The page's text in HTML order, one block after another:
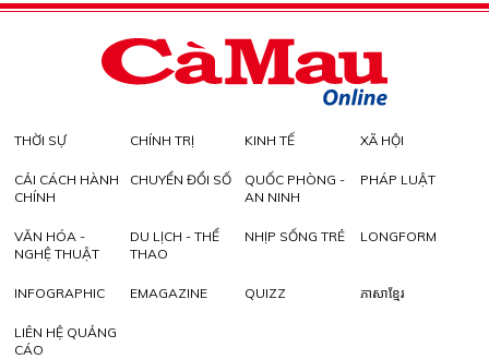
THỜI SỰ CHÍNH TRỊ KINH TẾ XÃ HỘI
CẢI CÁCH HÀNH
CHÍNH
CHUYỂN ĐỔI SỐ
QUỐC PHÒNG -
AN NINH
PHÁP LUẬT
VĂN HÓA -
NGHỆ THUẬT
DU LỊCH - THỂ
THAO
NHỊP SỐNG TRẺ LONGFORM
INFOGRAPHIC EMAGAZINE QUIZZ ភាសាខ្មែរ
LIÊN HỆ QUẢNG
CÁO